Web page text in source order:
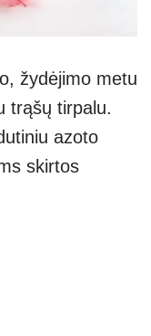
žydėjimo metu
trąšų tirpalu.
azoto
skirtos